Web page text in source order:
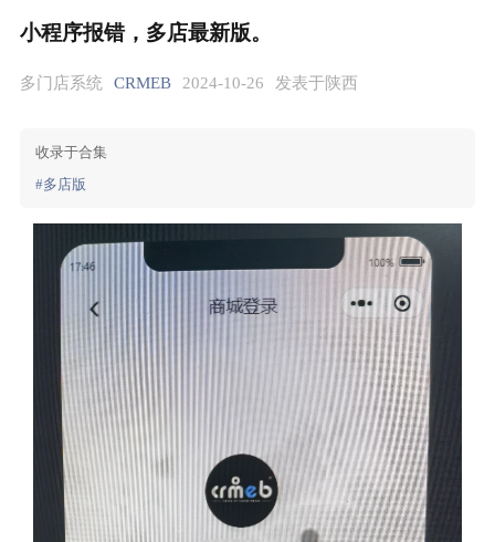
小程序报错，多店最新版。
多门店系统 CRMEB 2024-10-26 发表于陕西
收录于合集
#多店版